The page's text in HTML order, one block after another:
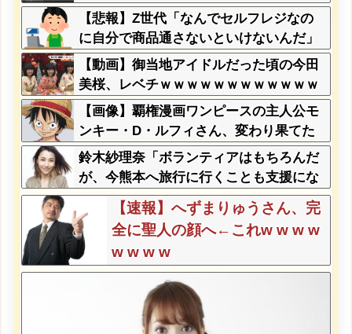
【悲報】Z世代「なんでセルフレジなの
に自分で商品通さないといけないんだ」
【動画】御当地アイドルだった頃の今田
美桜、レベチｗｗｗｗｗｗｗｗｗｗｗｗ
ｗｗｗｗｗｗ
【画像】覇権漫画ワンピースの主人公モ
ンキー・D・ルフィさん、変わり果てた
姿で発見される・・・
鈴木紗理奈「ボランティアはもちろんだ
が、今熊本へ旅行に行くことも支援にな
る」
【速報】へずまりゅうさん、完
全に聖人の顔へ←これw w w w
w w w w